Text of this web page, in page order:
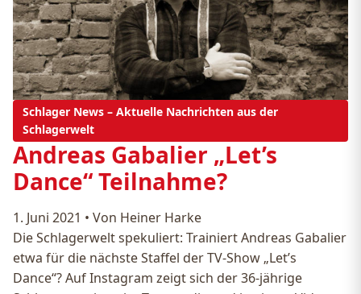
Schlager News – Aktuelle Nachrichten aus der
Schlagerwelt
Andreas Gabalier „Let’s
Dance“ Teilnahme?
1. Juni 2021 • Von Heiner Harke
Die Schlagerwelt spekuliert: Trainiert Andreas Gabalier
etwa für die nächste Staffel der TV-Show „Let’s
Dance“? Auf Instagram zeigt sich der 36-jährige